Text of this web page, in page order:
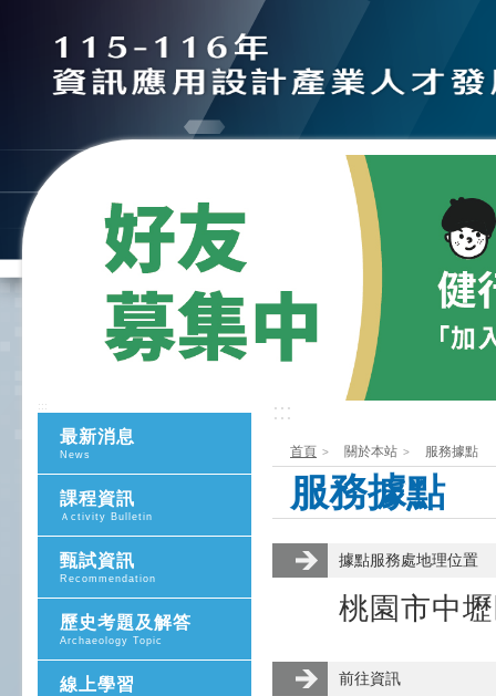
:::
最新消息
News
課程資訊
Ａctivity Bulletin
甄試資訊
Recommendation
歷史考題及解答
Archaeology Topic
線上學習
:::
首頁 關於本站 服務據點
服務據點
據點服務處地理位置
桃園市中
前往資訊